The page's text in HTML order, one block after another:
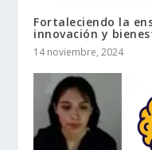
Fortaleciendo la
innovación y
14 noviembre, 2024